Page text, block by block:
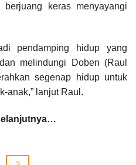
keras menyayangi
pendamping hidup yang
melindungi Doben (Raul
segenap hidup untuk
anak,” lanjut Raul.